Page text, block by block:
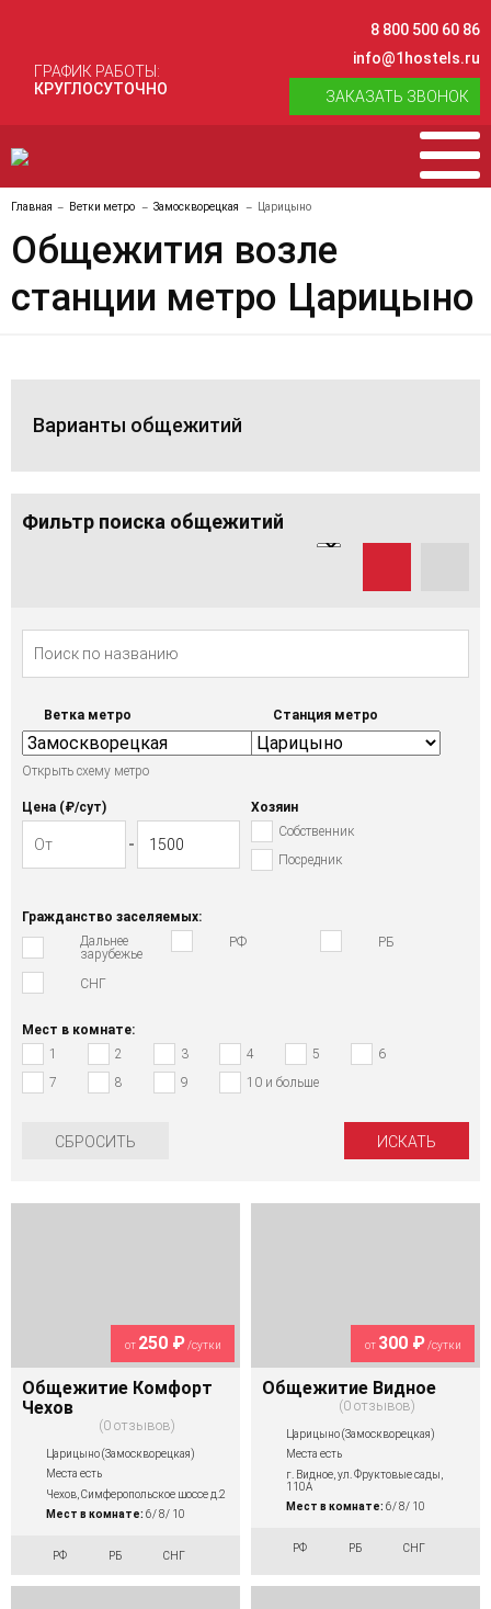
ГРАФИК РАБОТЫ:
КРУГЛОСУТОЧНО
8 800 500 60 86
info@1hostels.ru
ЗАКАЗАТЬ ЗВОНОК
Главная Ветки метро Замоскворецкая Царицыно
Общежития возле
станции метро Царицыно
Варианты общежитий
Фильтр поиска общежитий
Ветка метро
Открыть схему метро
Станция метро
Цена (₽/cут)
Хозяин
Собственник
Посредник
Гражданство заселяемых:
Дальнее
зарубежье
РФ РБ
СНГ
Мест в комнате:
1
2 3 4 5
6
7
8 9 10 и больше
СБРОСИТЬ
от 250 ₽/сутки
Общежитие Комфорт
Чехов
0 отзывов
Царицыно (Замоскворецкая)
Места есть
Чехов, Симферопольское шоссе д.2
Мест в комнате: 6/ 8/ 10
РФ РБ СНГ
от 300 ₽/сутки
Общежитие Видное
0 отзывов
Царицыно (Замоскворецкая)
Места есть
г. Видное, ул. Фруктовые сады,
110А
Мест в комнате: 6/ 8/ 10
РФ РБ СНГ